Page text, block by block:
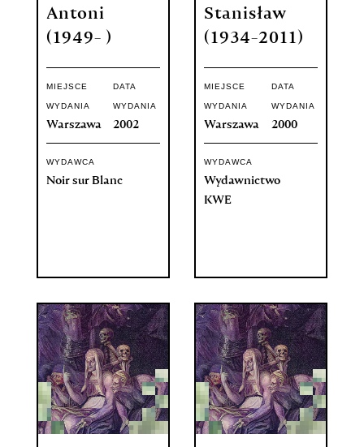
Antoni
(1949- )
MIEJSCE
WYDANIA
Warszawa
DATA
WYDANIA
2002
WYDAWCA
Noir sur Blanc
Stanisław
(1934-2011)
MIEJSCE
WYDANIA
Warszawa
DATA
WYDANIA
2000
WYDAWCA
Wydawnictwo
KWE